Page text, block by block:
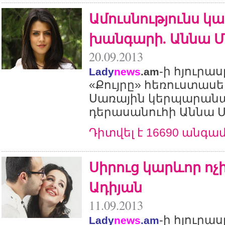
Ամուսնությունս
խանգարի. Աննա
20.09.2013
Ladynews.am-ի
«Քույրը»
Սառային
դերասանուհի Աննա
Դիտվել է 16690
Սիրուց կարևոր
Ադիյան
11.09.2013
Ladynews.am-ի